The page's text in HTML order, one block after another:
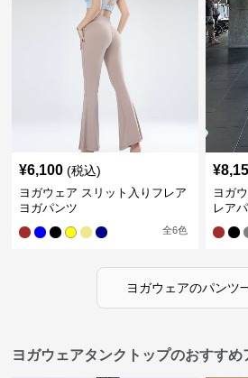
¥6,100 (税込)
ヨガウェア スリット入りフレア
ヨガパンツ
全6色
¥
ヨガ
レア
ヨガウェアのパンツ
ヨガウェアタンクトップのおすすめ